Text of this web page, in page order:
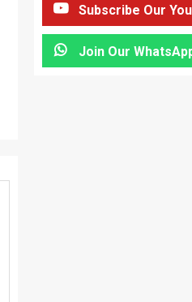
Subscribe Our
Join Our